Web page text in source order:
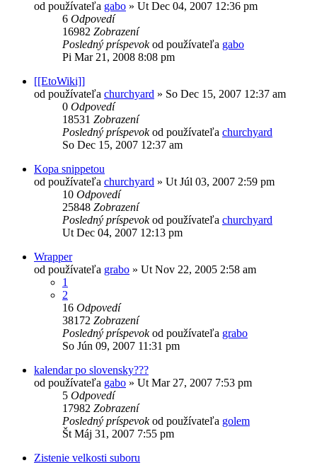
od používateľa gabo » Ut Dec 04, 2007 12:36 pm
6 Odpovedí
16982 Zobrazení
Posledný príspevokod používateľa gabo
Pi Mar 21, 2008 8:08 pm
[[EtoWiki]]
od používateľa churchyard » So Dec 15, 2007 12:37 am
0 Odpovedí
18531 Zobrazení
Posledný príspevokod používateľa churchyard
So Dec 15, 2007 12:37 am
Kopa snippetou
od používateľa churchyard » Ut Júl 03, 2007 2:59 pm
10 Odpovedí
25848 Zobrazení
Posledný príspevokod používateľa churchyard
Ut Dec 04, 2007 12:13 pm
Wrapper
od používateľa grabo » Ut Nov 22, 2005 2:58 am
1
2
16 Odpovedí
38172 Zobrazení
Posledný príspevokod používateľa grabo
So Jún 09, 2007 11:31 pm
kalendar po slovensky???
od používateľa gabo » Ut Mar 27, 2007 7:53 pm
5 Odpovedí
17982 Zobrazení
Posledný príspevokod používateľa golem
Št Máj 31, 2007 7:55 pm
Zistenie velkosti suboru